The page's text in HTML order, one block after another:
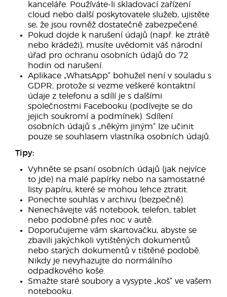
kanceláře. Používáte-li skladovací zařízení
cloud nebo další poskytovatele služeb, ujistěte
se, že jsou rovněž dostatečně zabezpečené.
Pokud dojde k narušení údajů (např. ke ztrátě
nebo krádeži), musíte uvědomit váš národní
úřad pro ochranu osobních údajů do 72
hodin od narušení.
Aplikace „WhatsApp“ bohužel není v souladu s
GDPR, protože si vezme veškeré kontaktní
údaje z telefonu a sdílí je s dalšími
společnostmi Facebooku (podívejte se do
jejich soukromí a podmínek). Sdílení
osobních údajů s „někým jiným“ lze učinit
pouze se souhlasem vlastníka osobních údajů.
Tipy:
Vyhněte se psaní osobních údajů (jak nejvíce
to jde) na malé papírky nebo na samostatné
listy papíru, které se mohou lehce ztratit.
Ponechte souhlas v archivu (bezpečně).
Nenechávejte váš notebook, telefon, tablet
nebo podobné přes noc v autě.
Doporučujeme vám skartovačku, abyste se
zbavili jakýchkoli vytištěných dokumentů
nebo starých dokumentů v tištěné podobě.
Nikdy je nevyhazujte do normálního
odpadkového koše.
Smažte staré soubory a vysypte „koš“ ve vašem
notebooku.